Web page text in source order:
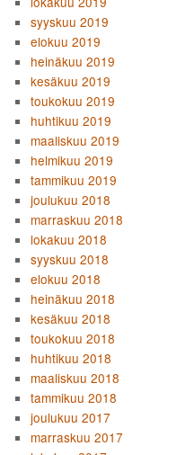
syyskuu 2019
elokuu 2019
heinäkuu 2019
kesäkuu 2019
toukokuu 2019
huhtikuu 2019
maaliskuu 2019
helmikuu 2019
tammikuu 2019
joulukuu 2018
marraskuu 2018
lokakuu 2018
syyskuu 2018
elokuu 2018
heinäkuu 2018
kesäkuu 2018
toukokuu 2018
huhtikuu 2018
maaliskuu 2018
tammikuu 2018
joulukuu 2017
marraskuu 2017